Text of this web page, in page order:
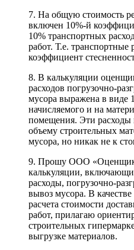
7. На общую стоимость
включен 10%-й
10% транспортных
работ. Т.е. транспортные
коэффициент
8. В калькуляции
расходов погрузочно-
мусора выражена в виде
начисляемого и на
помещения. Эти расходы
объему строительных
мусора, но никак не к
9. Прошу ООО
калькуляции,
расходы, погрузочно-
вывоз мусора. В
расчета стоимости
работ, прилагаю
строительных
выгрузке материалов.